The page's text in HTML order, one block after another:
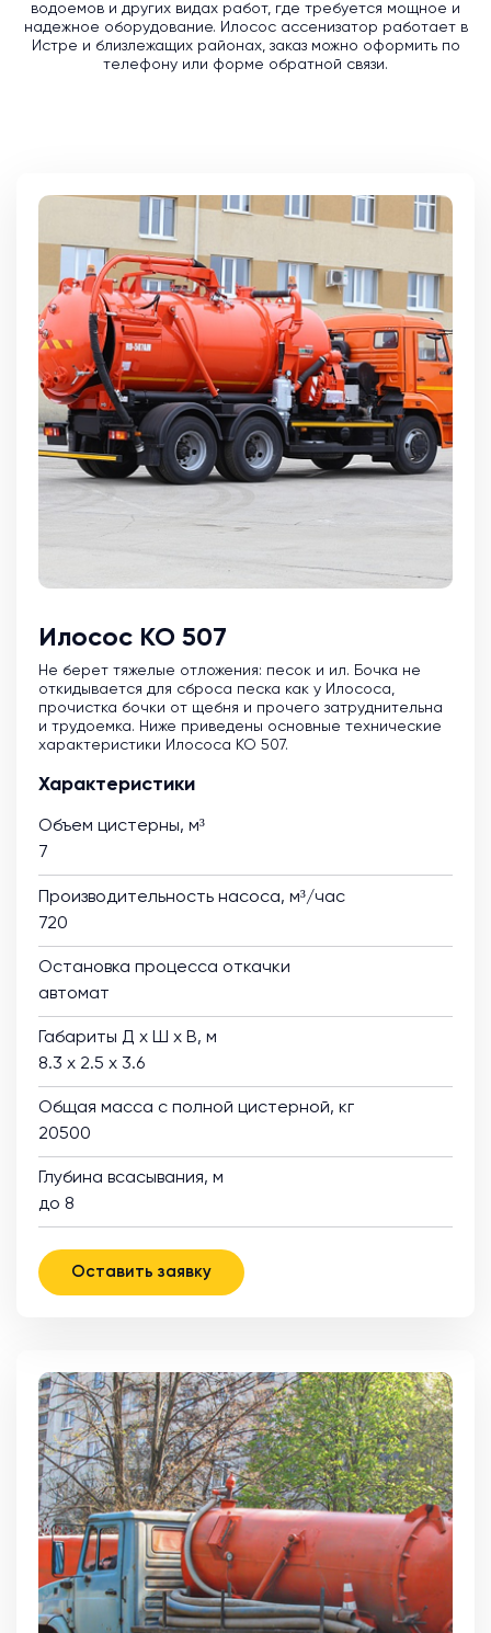
водоемов и других видах работ, где требуется мощное и
надежное оборудование. Илосос ассенизатор работает в
Истре и близлежащих районах, заказ можно оформить по
телефону или форме обратной связи.
Илосос КО 507
Не берет тяжелые отложения: песок и ил. Бочка не
откидывается для сброса песка как у Илососа,
прочистка бочки от щебня и прочего затруднительна
и трудоемка. Ниже приведены основные технические
характеристики Илососа КО 507.
Характеристики
Объем цистерны, м³
7
Производительность насоса, м³/час
720
Остановка процесса откачки
автомат
Габариты Д х Ш х В, м
8.3 х 2.5 х 3.6
Общая масса с полной цистерной, кг
20500
Глубина всасывания, м
до 8
Оставить заявку